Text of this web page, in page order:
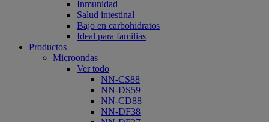
Inmunidad
Salud intestinal
Bajo en carbohidratos
Ideal para familias
Productos
Microondas
Ver todo
NN-CS88
NN-DS59
NN-CD88
NN-DF38